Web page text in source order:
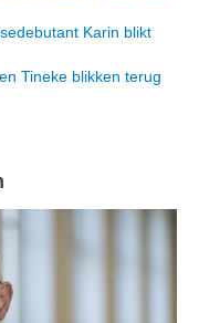
Karin blikt
Tineke blikken terug